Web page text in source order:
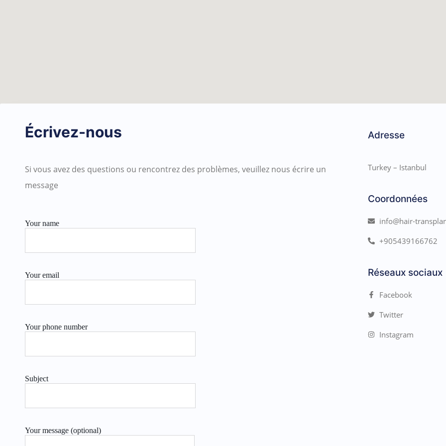
Écrivez-nous
Si vous avez des questions ou rencontrez des problèmes, veuillez nous écrire un
message
Your name
Your email
Your phone number
Subject
Your message (optional)
Adresse
Turkey – Istanbul
Coordonnées
info@hair-
+905439166762
Réseaux sociaux
Facebook
Twitter
Instagram